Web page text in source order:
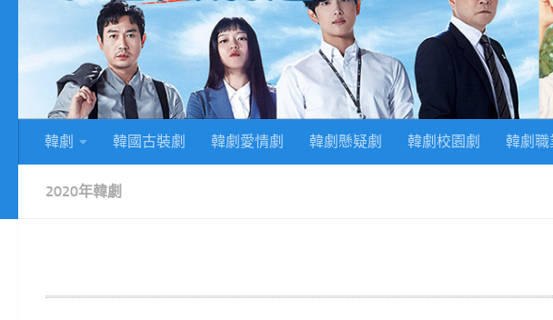
韓劇 韓國古裝劇 韓劇愛情劇 韓劇懸疑劇 韓劇校園劇 韓劇職
2020年韓劇